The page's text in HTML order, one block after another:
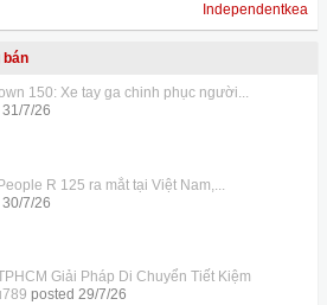
Independentkea
bán
150: Xe tay ga chinh phục người...
31/7/26
R 125 ra mắt tại Việt Nam,...
30/7/26
Giải Pháp Di Chuyển Tiết Kiệm
posted 29/7/26